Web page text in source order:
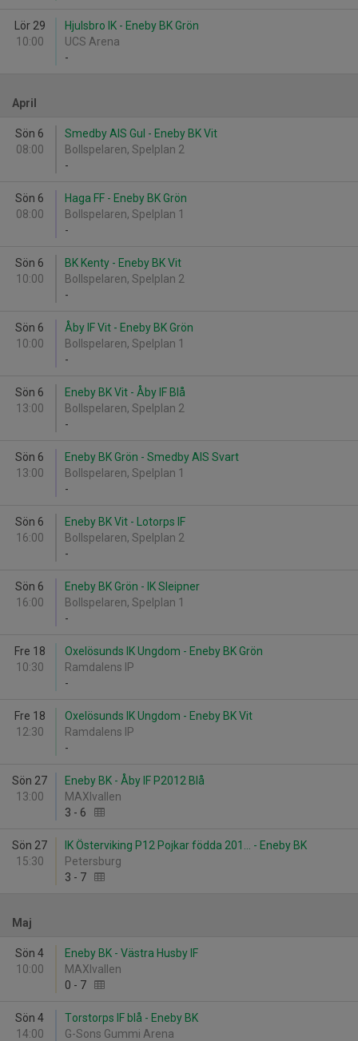
Lör 29
10:00
Hjulsbro IK - Eneby BK Grön
UCS Arena
-
April
Sön 6
08:00
Smedby AIS Gul - Eneby BK Vit
Bollspelaren, Spelplan 2
-
Sön 6
08:00
Haga FF - Eneby BK Grön
Bollspelaren, Spelplan 1
-
Sön 6
10:00
BK Kenty - Eneby BK Vit
Bollspelaren, Spelplan 2
-
Sön 6
10:00
Åby IF Vit - Eneby BK Grön
Bollspelaren, Spelplan 1
-
Sön 6
13:00
Eneby BK Vit - Åby IF Blå
Bollspelaren, Spelplan 2
-
Sön 6
13:00
Eneby BK Grön - Smedby AIS Svart
Bollspelaren, Spelplan 1
-
Sön 6
16:00
Eneby BK Vit - Lotorps IF
Bollspelaren, Spelplan 2
-
Sön 6
16:00
Eneby BK Grön - IK Sleipner
Bollspelaren, Spelplan 1
-
Fre 18
10:30
Oxelösunds IK Ungdom - Eneby BK Grön
Ramdalens IP
-
Fre 18
12:30
Oxelösunds IK Ungdom - Eneby BK Vit
Ramdalens IP
-
Sön 27
13:00
Eneby BK - Åby IF P2012 Blå
MAXIvallen
3 - 6
Sön 27
15:30
IK Österviking P12 Pojkar födda 201... - Eneby BK
Petersburg
3 - 7
Maj
Sön 4
10:00
Eneby BK - Västra Husby IF
MAXIvallen
0 - 7
Sön 4
14:00
Torstorps IF blå - Eneby BK
G-Sons Gummi Arena